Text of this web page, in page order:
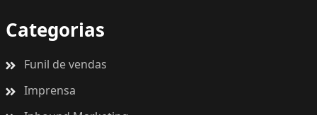
Categorias
Funil de vendas
Imprensa